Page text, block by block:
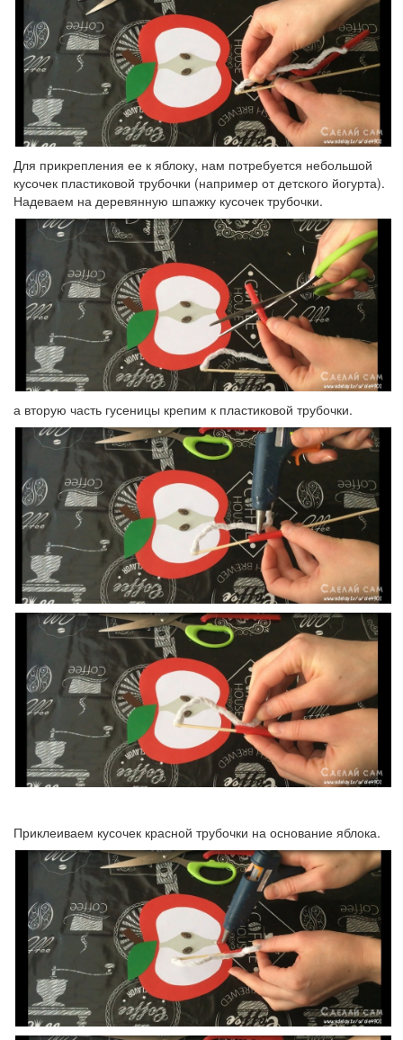
Для прикрепления ее к яблоку, нам потребуется небольшой
кусочек пластиковой трубочки (например от детского йогурта).
Надеваем на деревянную шпажку кусочек трубочки.
а вторую часть гусеницы крепим к пластиковой трубочки.
Приклеиваем кусочек красной трубочки на основание яблока.